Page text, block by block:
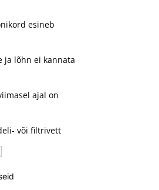
esineb
ja lõhn ei kannata
ajal on
või filtrivett